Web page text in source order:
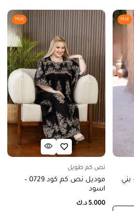
Hot
Hot
نص كم طويل
موديل نص كم كود 0729 –
اسود
5.000 د.ك